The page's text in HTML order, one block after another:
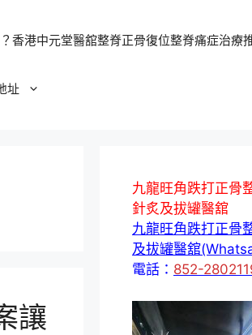
香港中元堂醫舘整脊正骨復位整脊痛症治療
址
讓
九龍旺角跌打正骨
針炙及拔罐醫舘
九龍旺角跌打正骨
及拔罐醫舘
電話： 852-